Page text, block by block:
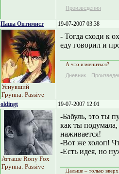
Произведения
Паша Оптимист 19-07-2007 03:38
Уснувший
Группа: Passive
- Тогда сходи к
еду говорил и
А что измениться?
Дневник
oldingt 19-07-2007 12:01
Атташе Rony Fox
Группа: Passive
-Бабуль, это ты
как ты
наживается!
-Вот же холоп!
-Есть идея, но
Дальше – только